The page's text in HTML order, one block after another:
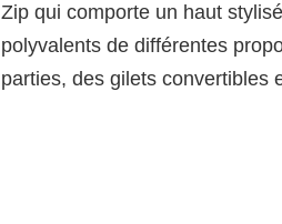
Zip qui comporte un haut
polyvalents de différentes
parties, des gilets convertibles